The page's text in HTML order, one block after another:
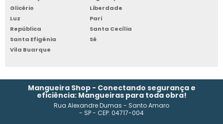
MANGUEIRA PRETA
MANGUEIRA PEAD
MANGUEIRA DE BORRACHA PARA ÓLEO
MANGUEIRA PRETA 1 POLEGADA 3MM
Glicério
Liberdade
Luz
Pari
República
Santa Cecília
Santa Efigênia
Sé
Vila Buarque
Mangueira Shop - Conectando segurança e
eficiência: Mangueiras para toda obra!
Rua Alexandre Dumas - Santo Amaro
- SP - CEP: 04717-004